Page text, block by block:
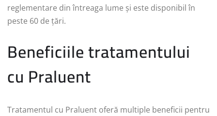
reglementare din întreaga lume și este disponibil în
peste 60 de țări.
Beneficiile tratamentului
cu Praluent
Tratamentul cu Praluent oferă multiple beneficii pentru